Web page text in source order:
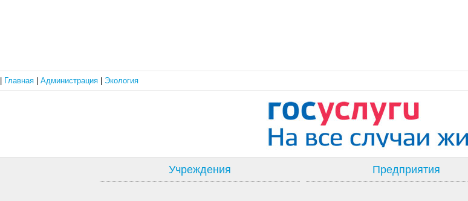
Главная Администрация Экология
Учреждения Предприятия